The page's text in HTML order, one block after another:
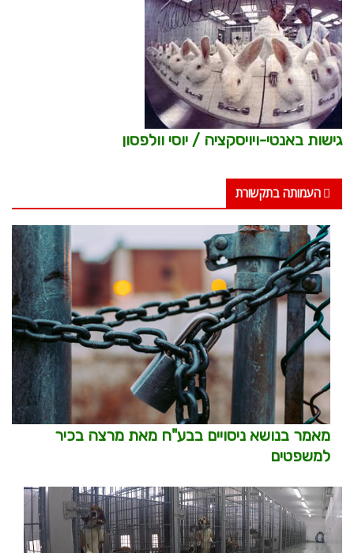
גישות באנטי-ויויסקציה / יוסי וולפסון
העמותה בתקשורת
מאמר בנושא ניסויים בבע"ח מאת מרצה בכיר
למשפטים